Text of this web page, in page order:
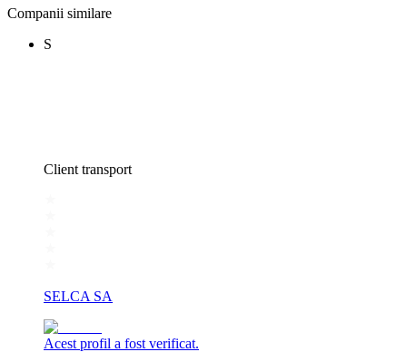
Companii similare
S
Client transport
SELCA SA
Acest profil a fost verificat.